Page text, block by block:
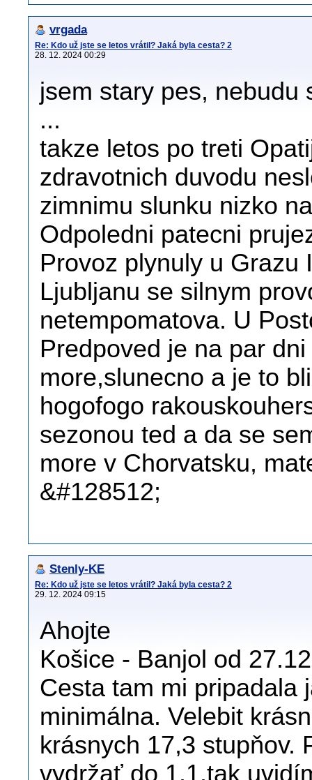
vrgada
Re: Kdo už jste se letos vrátil? Jaká byla cesta? 2
28. 12. 2024 00:29
jsem stary pes, nebudu
...
takze letos po treti
zdravotnich duvodu
zimnimu slunku nizko
Odpoledni patecni
Provoz plynuly u Grazu
Ljubljanu se silnym
netempomatova. U
Predpoved je na par
more,slunecno a je to
hogofogo
sezonou ted a da se
more v Chorvatsku,
&#128512;
Stenly-KE
Re: Kdo už jste se letos vrátil? Jaká byla cesta? 2
29. 12. 2024 09:15
Ahojte
Košice - Banjol od
Cesta tam mi pripadala
minimálna. Velebit
krásnych 17,3 stupňov.
vydržať do 1.1.tak